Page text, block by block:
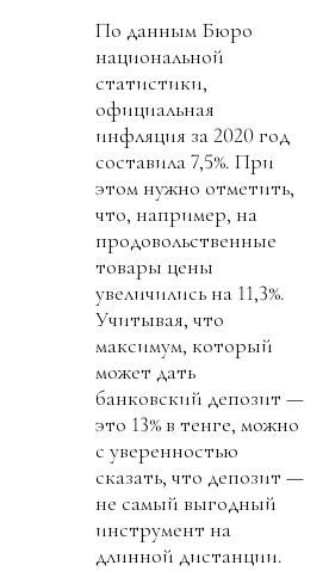
По данным Бюро
национальной
статистики,
официальная
инфляция за 2020 год
составила 7,5%. При
этом нужно отметить,
что, например, на
продовольственные
товары цены
увеличились на 11,3%.
Учитывая, что
максимум, который
может дать
банковский депозит —
это 13% в тенге, можно
с уверенностью
сказать, что депозит —
не самый выгодный
инструмент на
длинной дистанции.